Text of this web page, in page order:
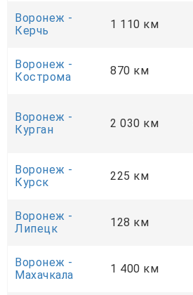
Воронеж -
Керчь
1 110 км
Воронеж -
Кострома
870 км
Воронеж -
Курган
2 030 км
Воронеж -
Курск
225 км
Воронеж -
Липецк
128 км
Воронеж -
Махачкала
1 400 км